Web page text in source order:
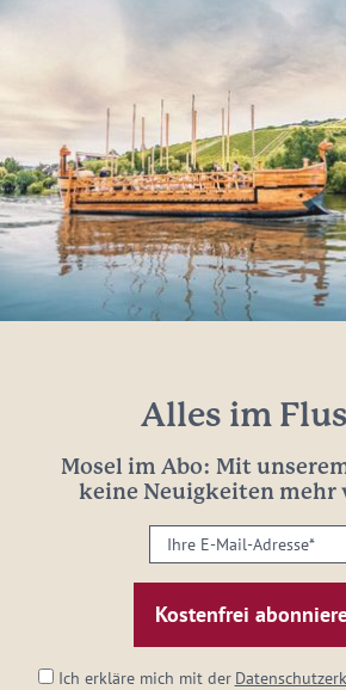
Alles im
Mosel im Abo: Mit
keine Neuigkeiten mehr
Ihre
E-
Mail-
Adresse:
Ich erkläre mich mit der